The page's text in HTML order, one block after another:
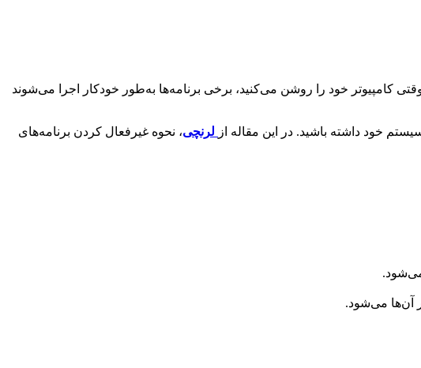
خود را روشن می‌کنید، برخی برنامه‌ها به‌طور خودکار اجرا می‌شوند
خود داشته باشید. در این مقاله از لرنچی، نحوه غیرفعال کردن برنامه‌های
آن‌ها می‌شود.